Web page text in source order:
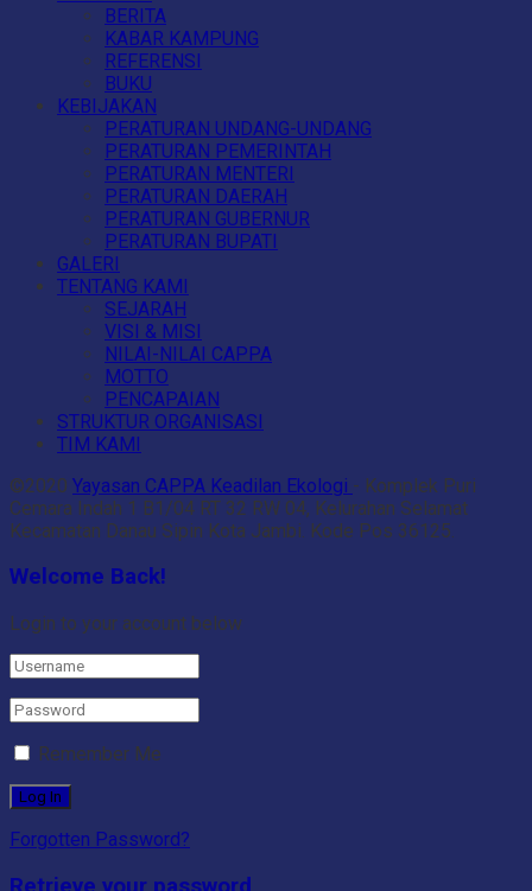
BERITA
KABAR KAMPUNG
REFERENSI
BUKU
KEBIJAKAN
PERATURAN UNDANG-UNDANG
PERATURAN PEMERINTAH
PERATURAN MENTERI
PERATURAN DAERAH
PERATURAN GUBERNUR
PERATURAN BUPATI
GALERI
TENTANG KAMI
SEJARAH
VISI & MISI
NILAI-NILAI CAPPA
MOTTO
PENCAPAIAN
STRUKTUR ORGANISASI
TIM KAMI
©2020 Yayasan CAPPA Keadilan Ekologi - Komplek Puri
Cemara Indah 1 B1/04 RT 32 RW 04, Kelurahan Selamat
Kecamatan Danau Sipin Kota Jambi. Kode Pos 36125.
Welcome Back!
Login to your account below
Remember Me
Forgotten Password?